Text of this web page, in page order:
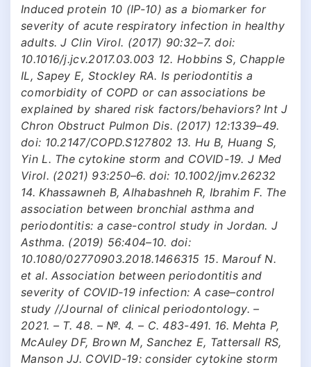
Induced protein 10 (IP-10) as a biomarker for
severity of acute respiratory infection in healthy
adults. J Clin Virol. (2017) 90:32–7. doi:
10.1016/j.jcv.2017.03.003 12. Hobbins S, Chapple
IL, Sapey E, Stockley RA. Is periodontitis a
comorbidity of COPD or can associations be
explained by shared risk factors/behaviors? Int J
Chron Obstruct Pulmon Dis. (2017) 12:1339–49.
doi: 10.2147/COPD.S127802 13. Hu B, Huang S,
Yin L. The cytokine storm and COVID-19. J Med
Virol. (2021) 93:250–6. doi: 10.1002/jmv.26232
14. Khassawneh B, Alhabashneh R, Ibrahim F. The
association between bronchial asthma and
periodontitis: a case-control study in Jordan. J
Asthma. (2019) 56:404–10. doi:
10.1080/02770903.2018.1466315 15. Marouf N.
et al. Association between periodontitis and
severity of COVID‐19 infection: A case–control
study //Journal of clinical periodontology. –
2021. – Т. 48. – №. 4. – С. 483-491. 16. Mehta P,
McAuley DF, Brown M, Sanchez E, Tattersall RS,
Manson JJ. COVID-19: consider cytokine storm